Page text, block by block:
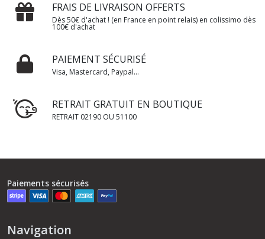
FRAIS DE LIVRAISON OFFERTS
Dès 50€ d'achat ! (en France en point relais) en colissimo dès
100€ d'achat
PAIEMENT SÉCURISÉ
Visa, Mastercard, Paypal...
RETRAIT GRATUIT EN BOUTIQUE
RETRAIT 02190 OU 51100
Paiements sécurisés
Navigation